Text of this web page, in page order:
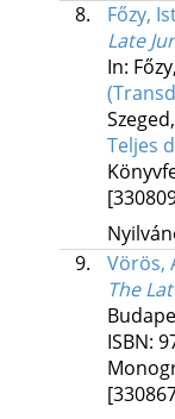
8.
Főzy,
Late
In:
Teljes
9.
Vörös,
The
ISBN: